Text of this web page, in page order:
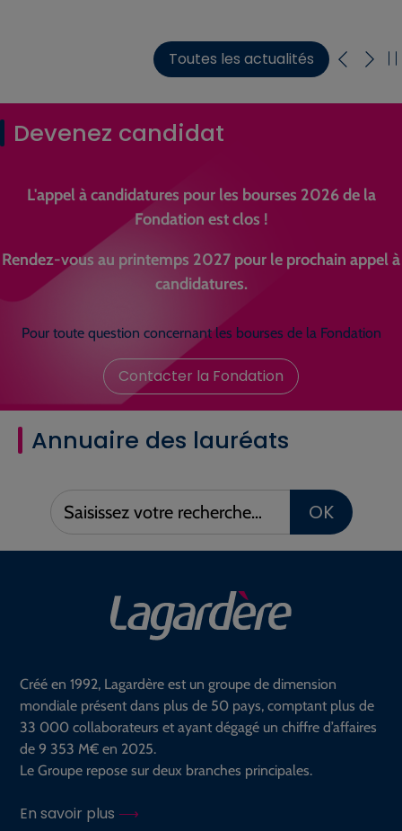
Toutes les actualités
Devenez candidat
L'appel à candidatures pour les bourses 2026 de la
Fondation est clos !
Rendez-vous au printemps 2027 pour le prochain appel à
candidatures.
Pour toute question concernant les bourses de la Fondation
Contacter la Fondation
Annuaire des lauréats
Saisissez
votre
OK
Créé en 1992, Lagardère est un groupe de dimension
mondiale présent dans plus de 50 pays, comptant plus de
33 000 collaborateurs et ayant dégagé un chiffre d’affaires
de 9 353 M€ en 2025.
Le Groupe repose sur deux branches principales.
En savoir plus